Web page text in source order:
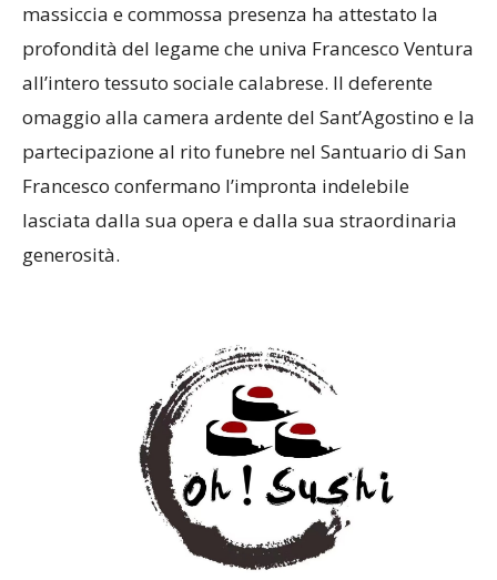
massiccia e commossa presenza ha attestato la
profondità del legame che univa Francesco Ventura
all’intero tessuto sociale calabrese. Il deferente
omaggio alla camera ardente del Sant’Agostino e la
partecipazione al rito funebre nel Santuario di San
Francesco confermano l’impronta indelebile
lasciata dalla sua opera e dalla sua straordinaria
generosità.